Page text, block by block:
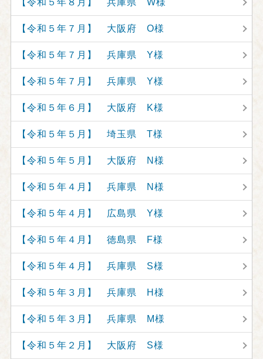
【令和５年８月】 兵庫県 W様
【令和５年７月】 大阪府 O様
【令和５年７月】 兵庫県 Y様
【令和５年７月】 兵庫県 Y様
【令和５年６月】 大阪府 K様
【令和５年５月】 埼玉県 T様
【令和５年５月】 大阪府 N様
【令和５年４月】 兵庫県 N様
【令和５年４月】 広島県 Y様
【令和５年４月】 徳島県 F様
【令和５年４月】 兵庫県 S様
【令和５年３月】 兵庫県 H様
【令和５年３月】 兵庫県 M様
【令和５年２月】 大阪府 S様